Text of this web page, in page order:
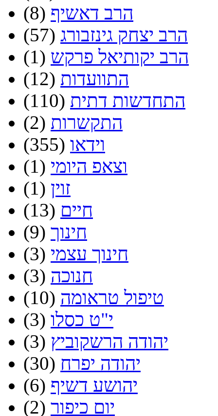
הרב דאשיף (8)
הרב יצחק גינזבורג (57)
הרב יקותיאל פרקש (1)
התוועדות (12)
התחדשות דתית (110)
התקשרות (2)
וידאו (355)
וצאפ היומי (1)
זוין (1)
חיים (13)
חינוך (9)
חינוך עצמי (3)
חנוכה (3)
טיפול טראומה (10)
י"ט כסלו (3)
יהודה הרשקוביץ (3)
יהודה יפרח (30)
יהושע דשיף (6)
יום כיפור (2)